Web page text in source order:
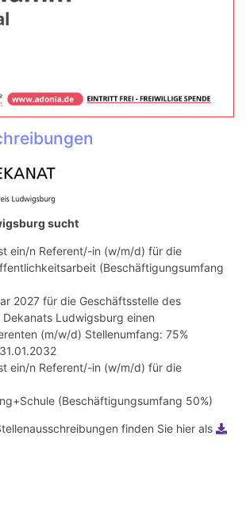
sucht
ein/n Referent/-in (w/m/d) für die
(Beschäftigungsumfang
2027 für die Geschäftsstelle des
Dekanats Ludwigsburg einen
(m/w/d) Stellenumfang: 75%
ein/n Referent/-in (w/m/d) für die
(Beschäftigungsumfang 50%)
finden Sie hier als